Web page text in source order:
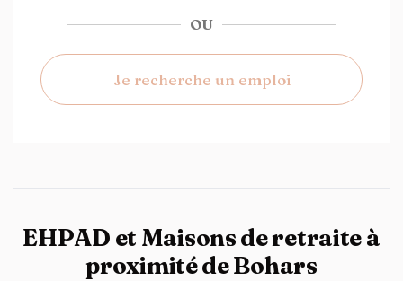
OU
Je recherche un emploi
EHPAD et Maisons de retraite à
proximité de Bohars